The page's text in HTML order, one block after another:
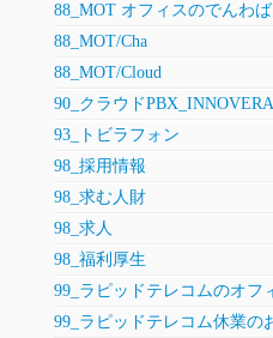
88_MOT オフィスのでんわ
88_MOT/Cha
88_MOT/Cloud
90_クラウド
93_トビラフォン
98_採用情報
98_求む人財
98_求人
98_福利厚生
99_ラピッドテレコムのオフ
99_ラピッドテレコム休業の